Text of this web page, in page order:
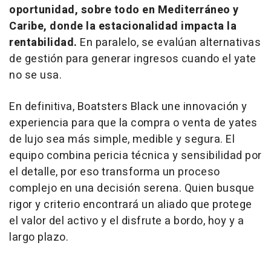
oportunidad, sobre todo en Mediterráneo y
Caribe, donde la estacionalidad impacta la
rentabilidad. En paralelo, se evalúan alternativas
de gestión para generar ingresos cuando el yate
no se usa.
En definitiva, Boatsters Black une innovación y
experiencia para que la compra o venta de yates
de lujo sea más simple, medible y segura. El
equipo combina pericia técnica y sensibilidad por
el detalle, por eso transforma un proceso
complejo en una decisión serena. Quien busque
rigor y criterio encontrará un aliado que protege
el valor del activo y el disfrute a bordo, hoy y a
largo plazo.